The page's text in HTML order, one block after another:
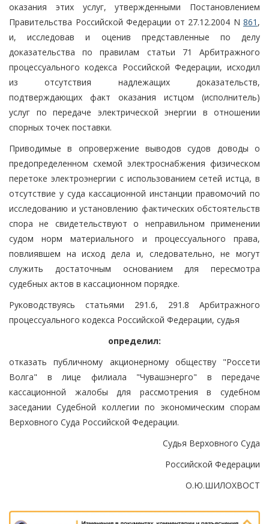
оказания этих услуг, утвержденными Постановлением
Правительства Российской Федерации от 27.12.2004 N 861 ,
и, исследовав и оценив представленные по делу
доказательства по правилам статьи 71 Арбитражного
процессуального кодекса Российской Федерации, исходил
из отсутствия надлежащих доказательств,
подтверждающих факт оказания истцом (исполнитель)
услуг по передаче электрической энергии в отношении
спорных точек поставки.
Приводимые в опровержение выводов судов доводы о
предопределенном схемой электроснабжения физическом
перетоке электроэнергии с использованием сетей истца, в
отсутствие у суда кассационной инстанции правомочий по
исследованию и установлению фактических обстоятельств
спора не свидетельствуют о неправильном применении
судом норм материального и процессуального права,
повлиявшем на исход дела и, следовательно, не могут
служить достаточным основанием для пересмотра
судебных актов в кассационном порядке.
Руководствуясь статьями 291.6, 291.8 Арбитражного
процессуального кодекса Российской Федерации, судья
определил:
отказать публичному акционерному обществу "Россети
Волга" в лице филиала "Чувашэнерго" в передаче
кассационной жалобы для рассмотрения в судебном
заседании Судебной коллегии по экономическим спорам
Верховного Суда Российской Федерации.
Судья Верховного Суда
Российской Федерации
О.Ю.ШИЛОХВОСТ